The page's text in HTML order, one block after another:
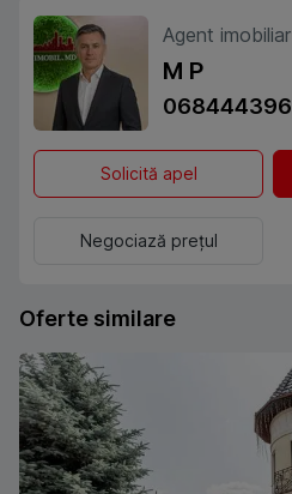
Agent imobiliar
M P
068444396
Solicită apel
Negociază prețul
Oferte similare